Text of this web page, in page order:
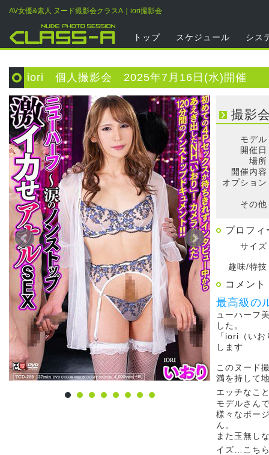
AV女優&素人 ヌード撮影会クラスA｜iori撮影会
トップ スケジュール シス
iori 個人撮影会 2025年7月16日(水)開催
撮影
モデル
開催
場所
開催内容
オプション
その他
プロフィ
サイズ
趣味/特技
コメント
最高級の
ューハーフ
した。
「iori（い
します
このヌード
満を持して
エッチなこ
モデルさん
様々なポー
ん。
また玉無し
イズ…こち